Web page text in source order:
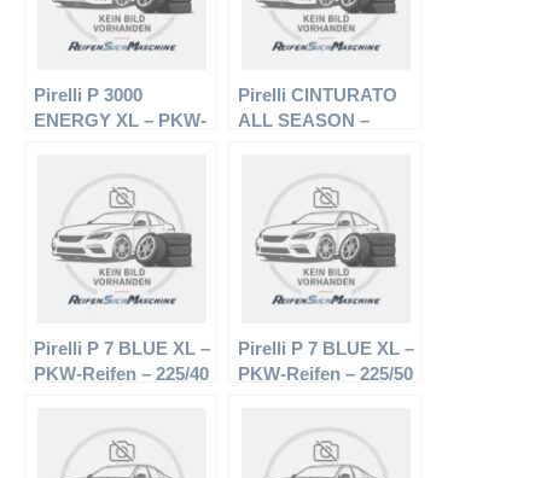
Pirelli P 3000
ENERGY XL – PKW-
Pirelli CINTURATO
ALL SEASON –
Ganzjahresreifen
Pirelli P 7 BLUE XL –
PKW-Reifen – 225/40
Pirelli P 7 BLUE XL –
PKW-Reifen – 225/50